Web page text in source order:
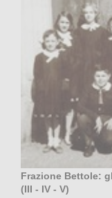
Frazione Bettole:
(III - IV - V)